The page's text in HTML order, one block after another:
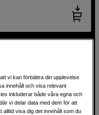
vi kan förbättra din upplevelse
innehåll och visa relevant
inkluderar både våra egna och
vi delar data med dem för att
visa dig det innehåll som du